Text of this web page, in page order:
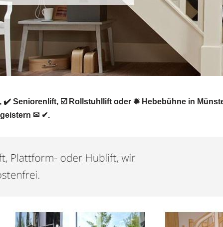
Seniorenlift, ☑️ Rollstuhllift oder ✹ Hebebühne in
✉ ✔.